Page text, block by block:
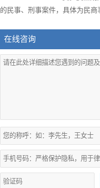
的民事、刑事案件，具体为民商
在线咨询